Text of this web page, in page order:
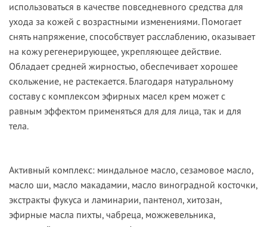
использоваться в качестве повседневного средства для
ухода за кожей с возрастными изменениями. Помогает
снять напряжение, способствует расслаблению, оказывает
на кожу регенерирующее, укрепляющее действие.
Обладает средней жирностью, обеспечивает хорошее
скольжение, не растекается. Благодаря натуральному
составу с комплексом эфирных масел крем может с
равным эффектом применяться для для лица, так и для
тела.
Активный комплекс: миндальное масло, сезамовое масло,
масло ши, масло макадамии, масло виноградной косточки,
экстракты фукуса и ламинарии, пантенол, хитозан,
эфирные масла пихты, чабреца, можжевельника,